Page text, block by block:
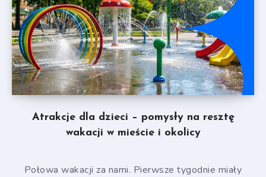
Atrakcje dla dzieci – pomysły na resztę
wakacji w mieście i okolicy
Połowa wakacji za nami. Pierwsze tygodnie miały